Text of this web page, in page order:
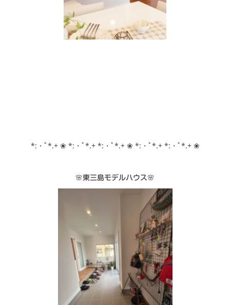
*:・ﾟ*.+ ❀ *:・ﾟ*.+ *:・ﾟ*.+ ❀ *:・ﾟ*.+ *:・ﾟ*.+ ❀
🌸東三島モデルハウス 🌸